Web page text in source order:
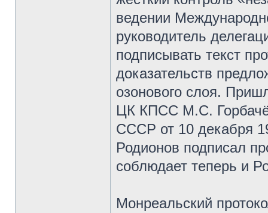
ведении
руководитель
подписывать текст
доказательств
озонового слоя.
ЦК КПСС М.С.
СССР от 10 декабря
Родионов подписал
соблюдает теперь и
Монреальский